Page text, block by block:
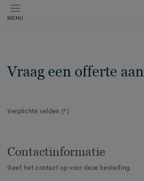
MENU
Vraag een offerte aan
Verplichte velden (*)
Contactinformatie
Geef het contact op voor deze bestelling.